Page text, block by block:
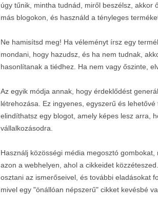
úgy tűnik, mintha tudnád, miről beszélsz,
más blogokon, és használd a tényleges
Ne hamisítsd meg! Ha véleményt írsz egy
mondani, hogy hazudsz, és ha nem tudnak,
hasonlítanak a tiédhez. Ha nem vagy őszinte,
Az egyik módja annak, hogy érdeklődést
létrehozása. Ez ingyenes, egyszerű és
elindíthatsz egy blogot, amely képes lesz arra,
vállalkozásodra.
Használj közösségi média megosztó
azon a webhelyen, ahol a cikkeidet
osztani az ismerőseivel, és további eladásokat
mivel egy "önállóan népszerű" cikket kevésbé